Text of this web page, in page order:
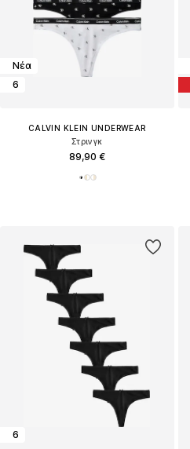
Νέα
6
CALVIN KLEIN UNDERWEAR
Στρινγκ
89,90 €
6